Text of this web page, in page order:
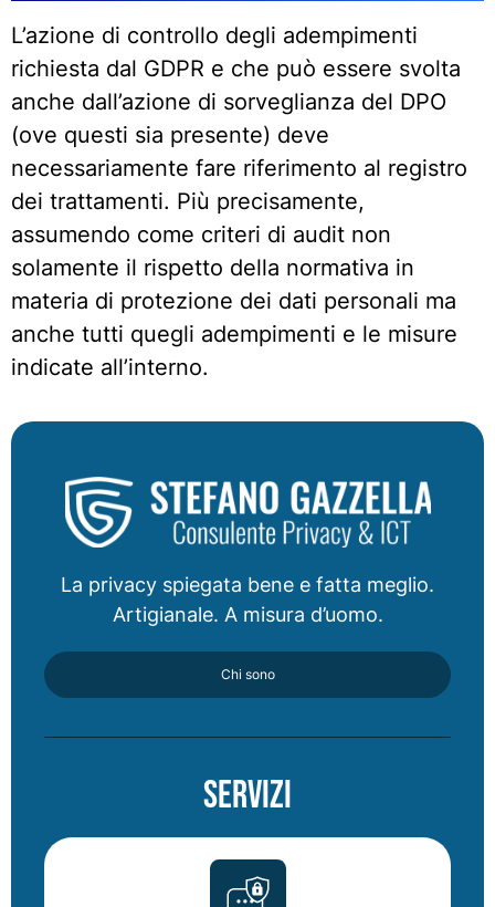
L’azione di controllo degli adempimenti
richiesta dal GDPR e che può essere svolta
anche dall’azione di sorveglianza del DPO
(ove questi sia presente) deve
necessariamente fare riferimento al registro
dei trattamenti. Più precisamente,
assumendo come criteri di audit non
solamente il rispetto della normativa in
materia di protezione dei dati personali ma
anche tutti quegli adempimenti e le misure
indicate all’interno.
La privacy spiegata bene e fatta meglio.
Artigianale. A misura d’uomo.
Chi sono
Servizi